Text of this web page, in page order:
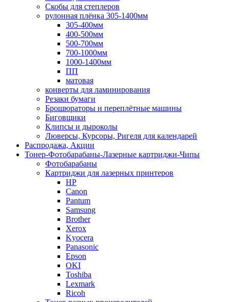
Скобы для степлеров
рулонная плёнка 305-1400мм
305-400мм
400-500мм
500-700мм
700-1000мм
1000-1400мм
ПП
матовая
конверты для ламинирования
Резаки бумаги
Брошюраторы и переплётные машины
Биговщики
Клипсы и дыроколы
Люверсы, Курсоры, Ригеля для календарей
Распродажа, Акции
Тонер-Фотобарабаны-Лазерные картриджи-Чипы
Фотобарабаны
Картриджи для лазерных принтеров
HP
Canon
Pantum
Samsung
Brother
Xerox
Kyocera
Panasonic
Epson
OKI
Toshiba
Lexmark
Ricoh